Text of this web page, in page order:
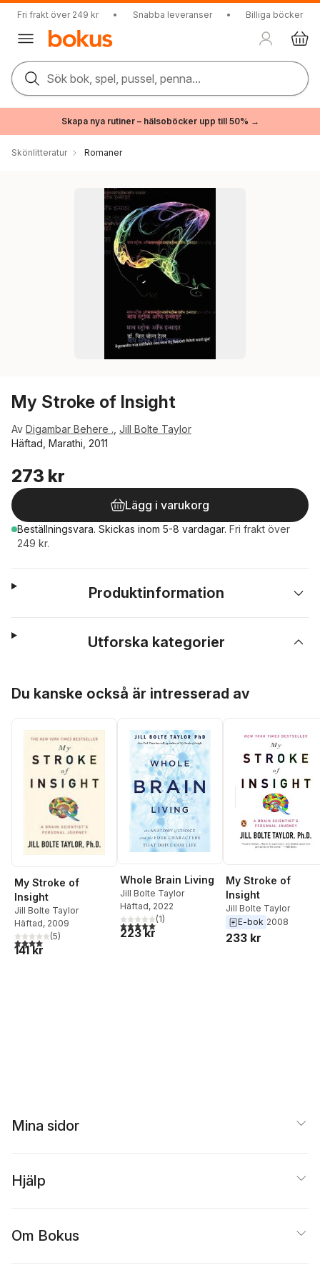
Fri frakt över 249 kr • Snabba leveranser • Billiga böcker
Sök bok, spel, pussel, penna...
Skapa nya rutiner – hälsoböcker upp till 50% →
Skönlitteratur Romaner
My Stroke of Insight
Av Digambar Behere . Jill Bolte Taylor
Häftad, Marathi, 2011
273 kr
Lägg i varukorg
Beställningsvara. Skickas inom 5-8 vardagar. Fri frakt över
249 kr.
Produktinformation
Utforska kategorier
Du kanske också är intresserad av
My Stroke of
Insight
Jill Bolte Taylor
Häftad, 2009
4,0utav 5 stjärnor. Totalt antal röster:
(5)
141 kr
Whole Brain Living
Jill Bolte Taylor
Häftad, 2022
5,0utav 5 stjärnor. Totalt antal röster:
(1)
223 kr
My Stroke of
Insight
Jill Bolte Taylor
E-bok 2008
233 kr
Mina sidor
Hjälp
Om Bokus